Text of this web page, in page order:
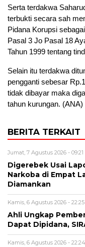
Serta terdakwa
terbukti secara sah
Pidana Korupsi
Pasal 3 Jo Pasal 18
Tahun 1999 tentang
Selain itu terdakwa
pengganti sebesar
tidak dibayar maka
tahun kurungan. (ANA)
BERITA TERKAIT
Jumat, 7 Agustus 2026 -
Digerebek Usai
Narkoba di Empat
Diamankan
Kamis, 6 Agustus 2026 -
Ahli Ungkap
Dapat Dipidana,
Kamis, 6 Agustus 2026 -